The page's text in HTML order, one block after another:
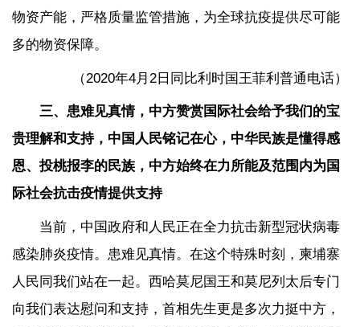
物资产能，严格质量监管措施，为全球抗疫提供尽可能
多的物资保障。
（2020年4月2日同比利时国王菲利普通电话）
三、患难见真情，中方赞赏国际社会给予我们的宝
贵理解和支持，中国人民铭记在心，中华民族是懂得感
恩、投桃报李的民族，中方始终在力所能及范围内为国
际社会抗击疫情提供支持
当前，中国政府和人民正在全力抗击新型冠状病毒
感染肺炎疫情。患难见真情。在这个特殊时刻，柬埔寨
人民同我们站在一起。西哈莫尼国王和莫尼列太后专门
向我们表达慰问和支持，首相先生更是多次力挺中方，